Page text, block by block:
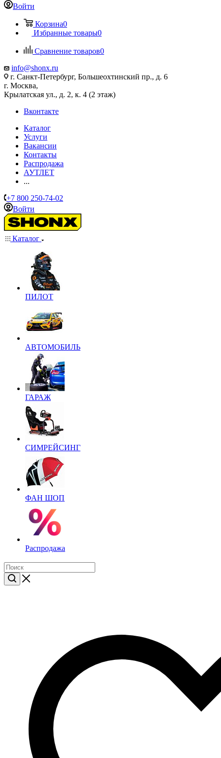
Войти
Корзина0
Избранные товары0
Сравнение товаров0
info@shonx.ru
г. Санкт-Петербург, Большеохтинский пр., д. 6
г. Москва,
Крылатская ул., д. 2, к. 4 (2 этаж)
Вконтакте
Каталог
Услуги
Вакансии
Контакты
Распродажа
АУТЛЕТ
...
+7 800 250-74-02
Войти
Каталог
ПИЛОТ
АВТОМОБИЛЬ
ГАРАЖ
СИМРЕЙСИНГ
ФАН ШОП
Распродажа